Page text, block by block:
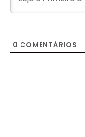
0 COMENTÁRIOS